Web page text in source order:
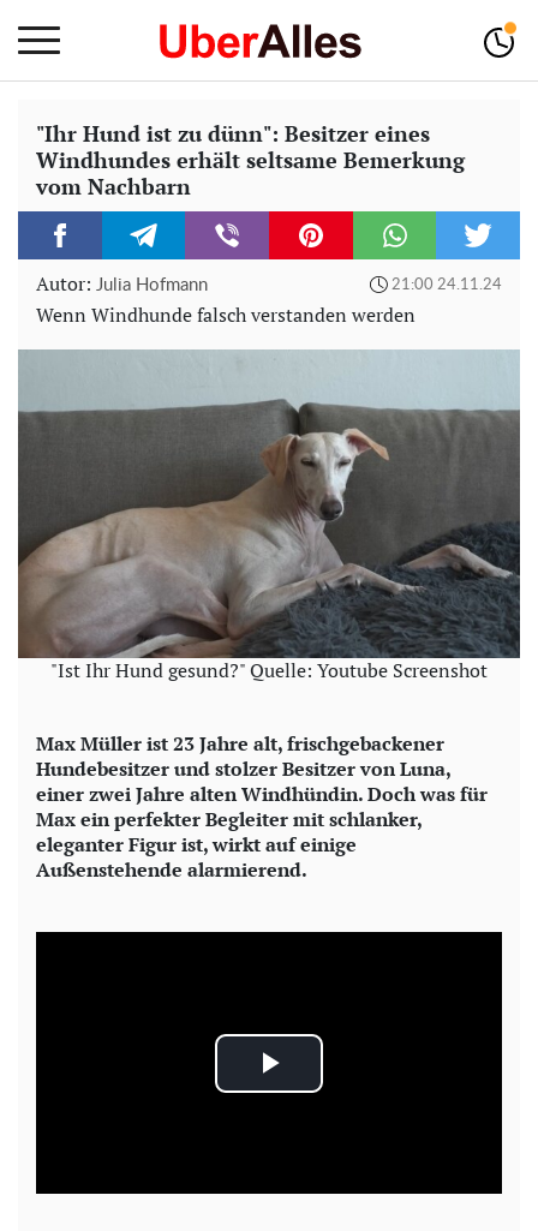
"Ihr Hund ist zu dünn": Besitzer eines
Windhundes erhält seltsame Bemerkung
vom Nachbarn
Autor: Julia Hofmann 21:00 24.11.24
Wenn Windhunde falsch verstanden werden
"Ist Ihr Hund gesund?" Quelle: Youtube Screenshot
Max Müller ist 23 Jahre alt, frischgebackener
Hundebesitzer und stolzer Besitzer von Luna,
einer zwei Jahre alten Windhündin. Doch was für
Max ein perfekter Begleiter mit schlanker,
eleganter Figur ist, wirkt auf einige
Außenstehende alarmierend.
P
a